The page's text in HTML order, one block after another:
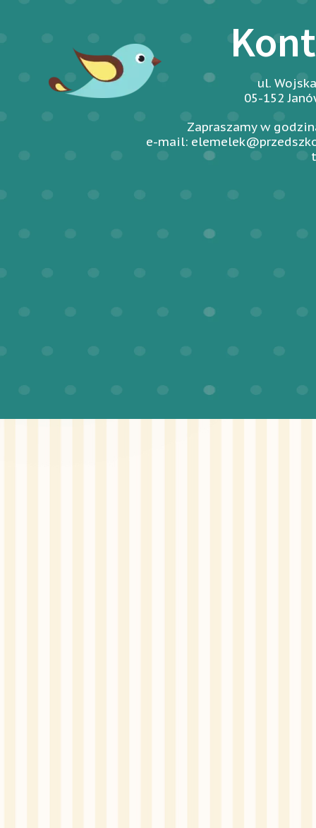
ul.
05-152
Zapraszamy w
e-mail: